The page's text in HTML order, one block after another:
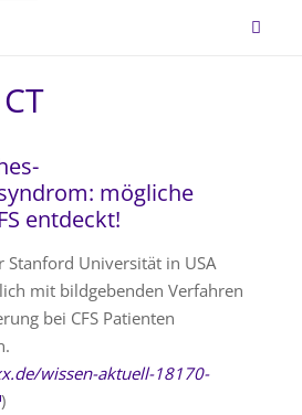
mögliche
entdeckt!
Stanford Universität in USA
mit bildgebenden Verfahren
bei CFS Patienten
wissen-aktuell-18170-
)